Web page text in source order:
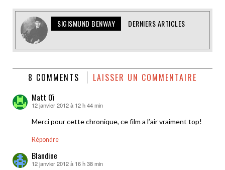
SIGISMUND BENWAY DERNIERS ARTICLES
8 COMMENTS LAISSER UN COMMENTAIRE
Matt Oï
dit :
12 janvier 2012 à 12 h 44 min
Merci pour cette chronique, ce film a l’air vraiment top!
Répondre
Blandine
dit :
12 janvier 2012 à 16 h 38 min